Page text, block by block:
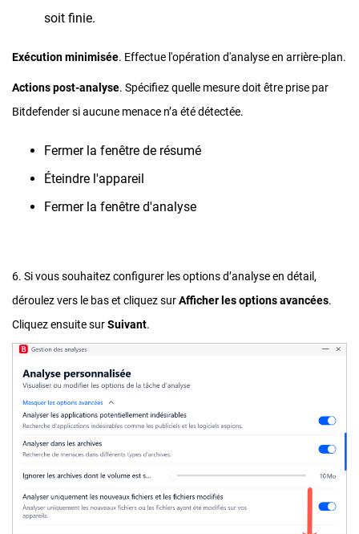
soit finie.
Exécution minimisée. Effectue l'opération d'analyse en arrière-plan.
Actions post-analyse. Spécifiez quelle mesure doit être prise par
Bitdefender si aucune menace n’a été détectée.
Fermer la fenêtre de résumé
Éteindre l'appareil
Fermer la fenêtre d'analyse
6. Si vous souhaitez configurer les options d’analyse en détail,
déroulez vers le bas et cliquez surAfficher les options avancées.
Cliquez ensuite surSuivant.